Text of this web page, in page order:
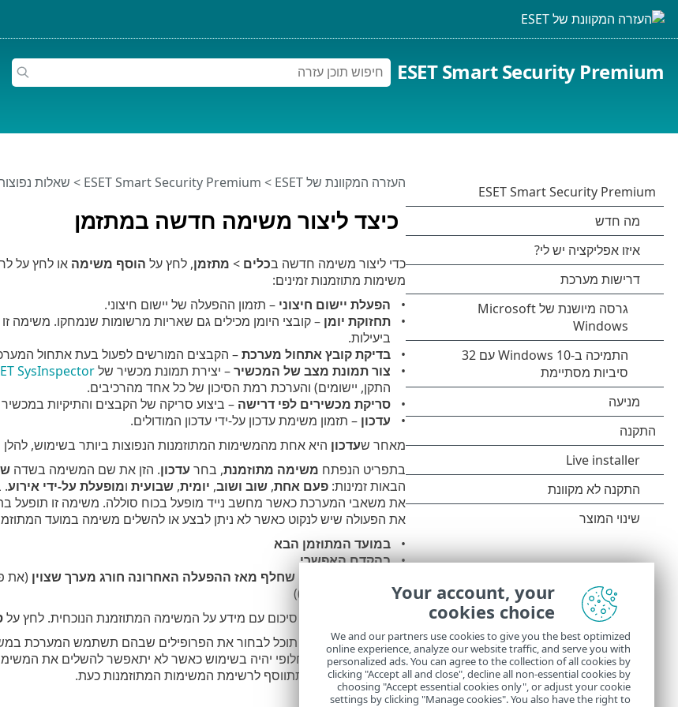
ESET Smart Security Premium
כיצד ליצור משימה חדשה במתזמן
העזרה המקוונת של ESET >
ESET Smart Security Premium
> שאלות
כדי ליצור משימה חדשה בכלים > מתזמן, לחץ על הוסף משימה או לחץ על
משימות מתוזמנות זמינים:
הפעלת יישום חיצוני – תזמון ההפעלה של יישום חיצוני.
תחזוקת יומן – קובצי היומן מכילים גם שאריות מרשומות שנמחקו. משימה
ביעילות.
בדיקת קובץ אתחול מערכת– הקבצים המורשים לפעול בעת אתחול
צור תמונת מצב של המכשיר– יצירת תמונת מכשיר שלSysInspector
התקן, יישומים) והערכת רמת הסיכון של כל אחד מהרכיבים.
סריקת מכשירים לפי דרישה – ביצוע סריקה של הקבצים והתיקיות
עדכון – תזמון משימת עדכון על-ידי עדכון המודולים.
מאחר שעדכון היא אחת מהמשימות המתוזמנות הנפוצות ביותר בשימוש,
בתפריט הנפתח משימה מתוזמנת, בחר עדכון. הזן את שם המשימה בשדה
הבאות זמינות: פעם אחת, שוב ושוב, יומית, שבועיתומופעלת על-ידי אירוע.
את משאבי המערכת כאשר מחשב נייד מופעל בכוח סוללה. משימה זו תופעל
את הפעולה שיש לנקוט כאשר לא ניתן לבצע או להשלים משימה במועד
במועד המתוזמן הבא
בהקדם האפשרי
מיידית, אם הזמן שחלף מאז ההפעלה האחרונה חורג מערך שצוין (את
האחרונה (שעות))
בשלב הבא יוצג חלון סיכום עם מידע על המשימה המתוזמנת הנוכחית. לחץ על
יופיע חלון דו-שיח, בו תוכל לבחור את הפרופילים שבהם תשתמש המערכת
והחלופי. הפרופיל החלופי יהיה בשימוש כאשר לא יתאפשר להשלים את
המתוזמנת החדשה תתווסף לרשימת המשימות המתוזמנות כעת.
Your account, your
cookies choice
We and our partners use cookies to give you the best optimized
online experience, analyze our website traffic, and serve you with
personalized ads. You can agree to the collection of all cookies by
clicking "Accept all and close", decline all non-essential cookies by
choosing "Accept essential cookies only", or adjust your cookie
settings by clicking "Manage cookies". You also have the right to